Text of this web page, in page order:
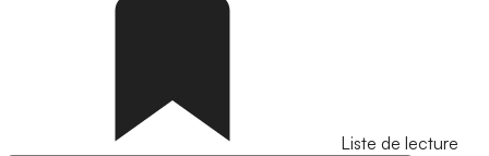
Liste de lecture